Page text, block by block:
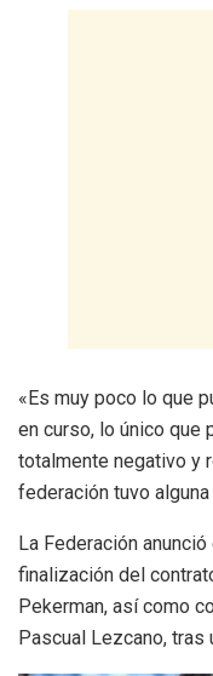
«Es muy poco lo que
en curso, lo único que
totalmente negativo y
federación tuvo
La Federación
finalización del
Pekerman, así como
Pascual Lezcano,